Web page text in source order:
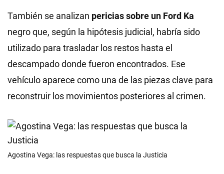
También se analizan pericias sobre un Ford Ka
negro que, según la hipótesis judicial, habría sido
utilizado para trasladar los restos hasta el
descampado donde fueron encontrados. Ese
vehículo aparece como una de las piezas clave para
reconstruir los movimientos posteriores al crimen.
Agostina Vega: las respuestas que busca la Justicia